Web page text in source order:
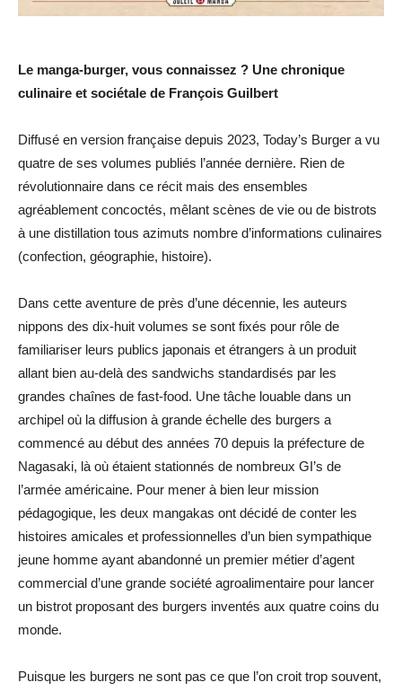
Le manga-burger, vous connaissez ? Une chronique
culinaire et sociétale de François Guilbert
Diffusé en version française depuis 2023, Today’s Burger a vu
quatre de ses volumes publiés l’année dernière. Rien de
révolutionnaire dans ce récit mais des ensembles
agréablement concoctés, mêlant scènes de vie ou de bistrots
à une distillation tous azimuts nombre d’informations culinaires
(confection, géographie, histoire).
Dans cette aventure de près d’une décennie, les auteurs
nippons des dix-huit volumes se sont fixés pour rôle de
familiariser leurs publics japonais et étrangers à un produit
allant bien au-delà des sandwichs standardisés par les
grandes chaînes de fast-food. Une tâche louable dans un
archipel où la diffusion à grande échelle des burgers a
commencé au début des années 70 depuis la préfecture de
Nagasaki, là où étaient stationnés de nombreux GI’s de
l’armée américaine. Pour mener à bien leur mission
pédagogique, les deux mangakas ont décidé de conter les
histoires amicales et professionnelles d’un bien sympathique
jeune homme ayant abandonné un premier métier d’agent
commercial d’une grande société agroalimentaire pour lancer
un bistrot proposant des burgers inventés aux quatre coins du
monde.
Puisque les burgers ne sont pas ce que l’on croit trop souvent,